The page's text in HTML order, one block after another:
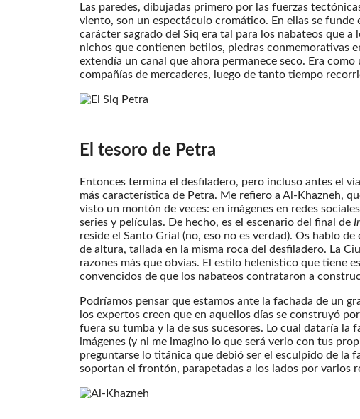
Las paredes, dibujadas primero por las fuerzas
viento, son un espectáculo cromático. En ellas se
carácter sagrado del Siq era tal para los nabateos que
nichos que contienen betilos, piedras conmemorativas
extendía un canal que ahora permanece seco. Era como
compañías de mercaderes, luego de tanto tiempo
El tesoro de Petra
Entonces termina el desfiladero, pero incluso antes el
más característica de Petra. Me refiero a Al-Khazneh,
visto un montón de veces: en imágenes en redes
series y películas. De hecho, es el escenario del final de
reside el Santo Grial (no, eso no es verdad). Os hablo
de altura, tallada en la misma roca del desfiladero. La
razones más que obvias. El estilo helenístico que tiene
convencidos de que los nabateos contrataron a
Podríamos pensar que estamos ante la fachada de un
los expertos creen que en aquellos días se construyó
fuera su tumba y la de sus sucesores. Lo cual dataría la
imágenes (y ni me imagino lo que será verlo con tus
preguntarse lo titánica que debió ser el esculpido de la
soportan el frontón, parapetadas a los lados por varios